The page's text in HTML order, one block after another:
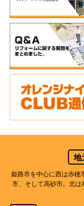
地
姫路市を中心に西は赤穂
市、そして高砂市。北は